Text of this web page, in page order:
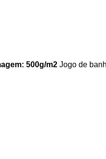
500g/m2 Jogo de